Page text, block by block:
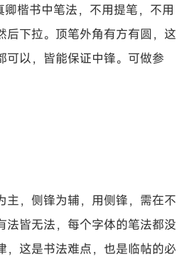
卿楷书中笔法，不用提笔，不用
后下拉。顶笔外角有方有圆，这
可以，皆能保证中锋。可做参
主，侧锋为辅，用侧锋，需在不
法皆无法，每个字体的笔法都没
，这是书法难点，也是临帖的必